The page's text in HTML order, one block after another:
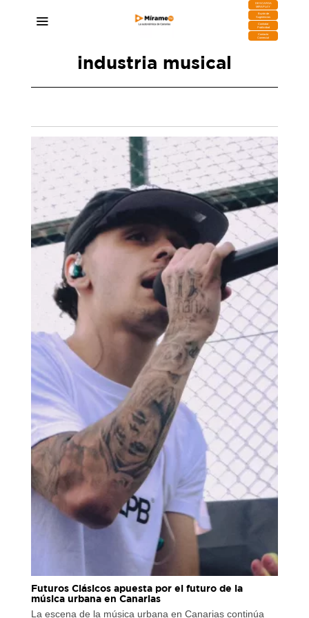
DESCARGA
MIRAPLAY
Buzón de
Sugerencias
Contratar
Publicidad
Contacto
Comercial
industria musical
Futuros Clásicos apuesta por el futuro de la
música urbana en Canarias
La escena de la música urbana en Canarias continúa